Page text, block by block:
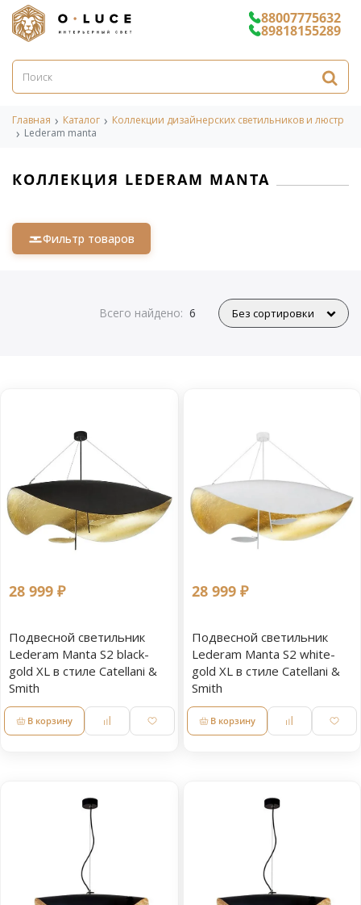
88007775632
89818155289
Главная Каталог
Коллекции дизайнерских светильников и люстр
Lederam manta
КОЛЛЕКЦИЯ LEDERAM MANTA
Фильтр товаров
Всего найдено: 6
28 999 ₽
Подвесной светильник
Lederam Manta S2 black-
gold XL в стиле Catellani &
Smith
В корзину
28 999 ₽
Подвесной светильник
Lederam Manta S2 white-
gold XL в стиле Catellani &
Smith
В корзину